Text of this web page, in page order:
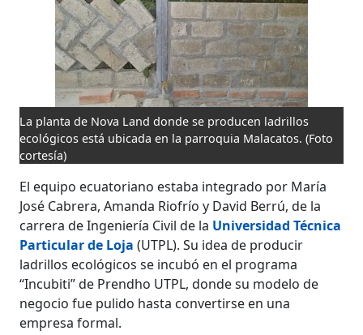
La planta de Nova Land donde se producen ladrillos
ecológicos está ubicada en la parroquia Malacatos. (Foto
cortesía)
El equipo ecuatoriano estaba integrado por María
José Cabrera, Amanda Riofrío y David Berrú, de la
carrera de Ingeniería Civil de la Universidad Técnica
Particular de Loja (UTPL). Su idea de producir
ladrillos ecológicos se incubó en el programa
“Incubiti” de Prendho UTPL, donde su modelo de
negocio fue pulido hasta convertirse en una
empresa formal.